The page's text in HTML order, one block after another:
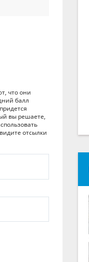
что они
балл
вы решаете,
отсылки